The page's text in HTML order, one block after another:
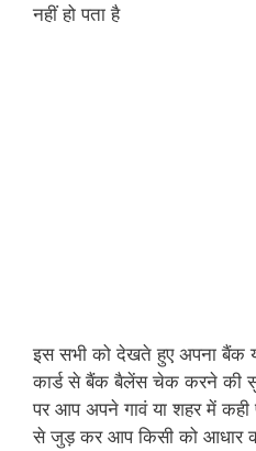
नहीं हो पता है
इस सभी को देखते हुए अपना बैंक
कार्ड से बैंक बैलेंस चेक करने की
पर आप अपने गावं या शहर में
से जुड़ कर आप किसी को आधार